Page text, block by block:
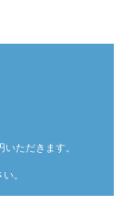
ただきます。
。